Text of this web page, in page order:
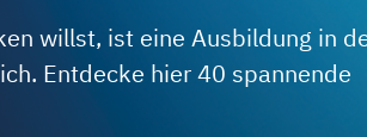
willst, ist eine Ausbildung in
Entdecke hier 40 spannende